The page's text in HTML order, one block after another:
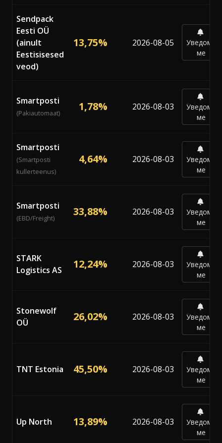
Sendpack
Eesti OÜ
(ainult
Eestisisesed
veod)
13,75% 2026-08-05
Уведоми
ме
Smartposti
(Pakiautomaat) 1,78% 2026-08-03
Уведоми
ме
Smartposti
(Smartposti
kullerteenus)
4,64% 2026-08-03
Уведоми
ме
Smartposti
(EBD/Freight) 33,88% 2026-08-03
Уведоми
ме
STARK
Logistics AS
12,24% 2026-08-03
Уведоми
ме
Stonewolf
OÜ
26,02% 2026-08-03
Уведоми
ме
TNT Estonia 45,50% 2026-08-03
Уведоми
ме
Up North 13,89% 2026-08-03
Уведоми
ме